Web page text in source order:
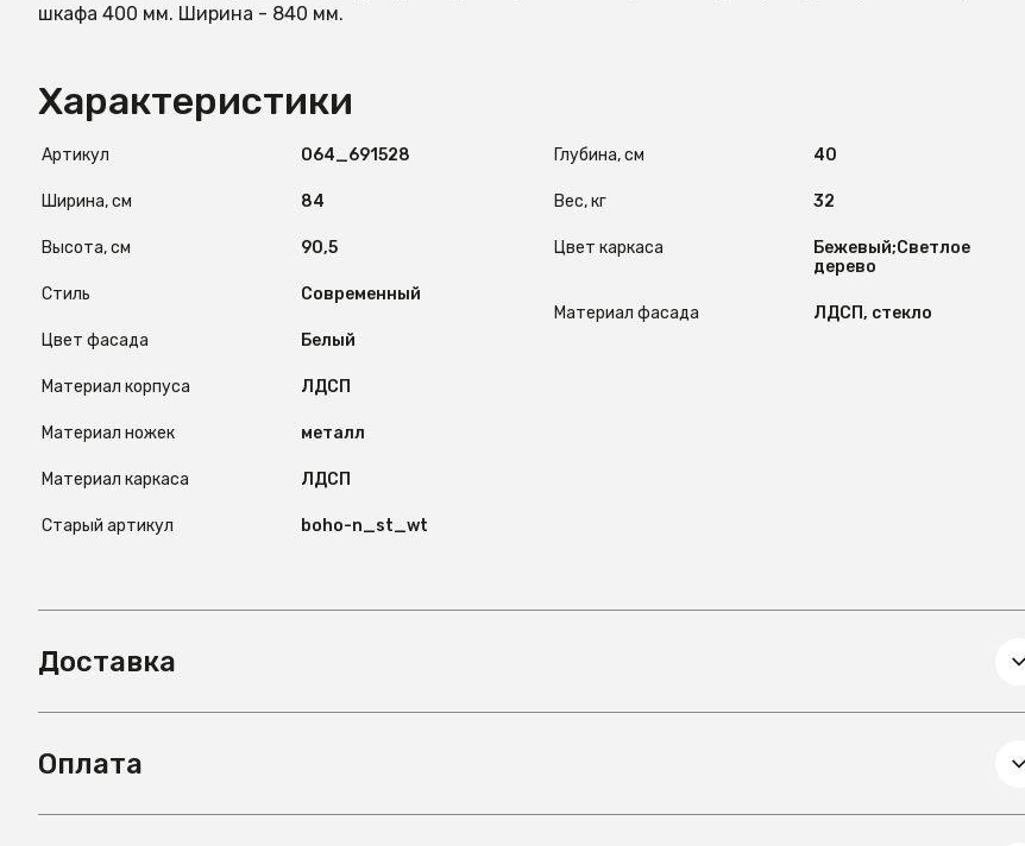
шкафа 400 мм. Ширина - 840 мм.
Характеристики
Артикул O64_691528
Ширина, см 84
Высота, см 90,5
Стиль Современный
Цвет фасада Белый
Материал корпуса ЛДСП
Материал ножек металл
Материал каркаса ЛДСП
Старый артикул boho-n_st_wt
Глубина, см 40
Вес, кг 32
Цвет каркаса
Бежевый;Светлое
дерево
Материал фасада ЛДСП, стекло
Доставка
Оплата